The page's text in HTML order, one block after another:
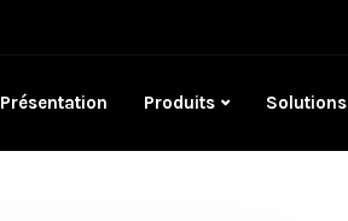
Présentation Produits Solutions